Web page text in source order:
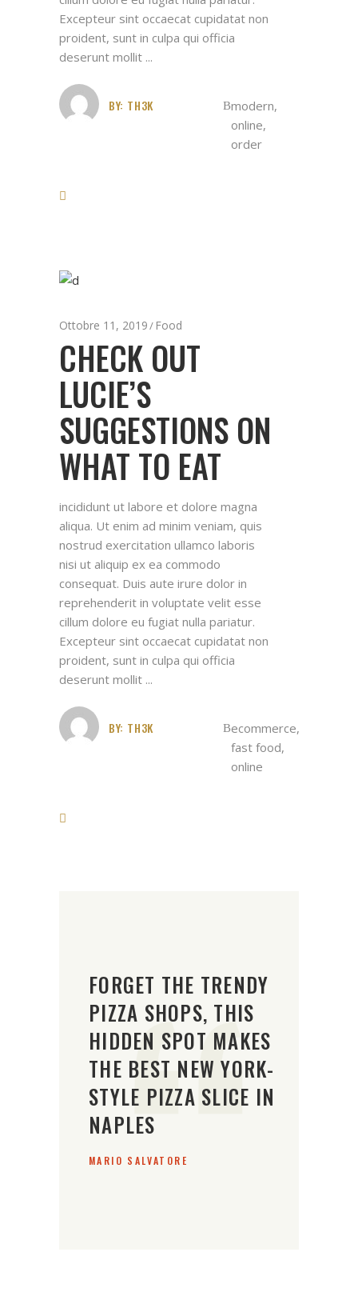
Excepteur sint occaecat cupidatat non
proident, sunt in culpa qui officia
deserunt mollit
BY: TH3K modern,
online,
order
Ottobre 11, 2019 Food
CHECK OUT
LUCIE’S
SUGGESTIONS ON
WHAT TO EAT
incididunt ut labore et dolore magna
aliqua. Ut enim ad minim veniam, quis
nostrud exercitation ullamco laboris
nisi ut aliquip ex ea commodo
consequat. Duis aute irure dolor in
reprehenderit in voluptate velit esse
cillum dolore eu fugiat nulla pariatur.
Excepteur sint occaecat cupidatat non
proident, sunt in culpa qui officia
deserunt mollit
BY: TH3K ecommerce,
fast food,
online
FORGET THE TRENDY
PIZZA SHOPS, THIS
HIDDEN SPOT MAKES
THE BEST NEW YORK-
STYLE PIZZA SLICE IN
NAPLES
MARIO SALVATORE